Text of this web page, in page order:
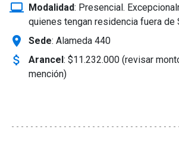
laptop_windows Modalidad: Presencial.
quienes tengan residencia fuera de
location_on Sede: Alameda 440
attach_money Arancel: $11.232.000 (revisar
mención)